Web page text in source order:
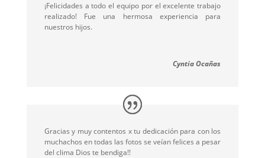
¡Felicidades a todo el equipo por el excelente trabajo
realizado! Fue una hermosa experiencia para
nuestros hijos.
Cyntia Ocañas
Gracias y muy contentos x tu dedicación para con los
muchachos en todas las fotos se veían felices a pesar
del clima Dios te bendiga!!